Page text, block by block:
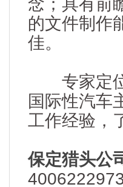
念；具有前
的文件制作
佳。
专家定位
国际性汽车
工作经验，
保定猎头公